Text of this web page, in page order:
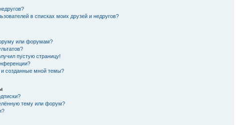
в списках моих друзей и недругов?
или форумам?
пустую страницу!
созданные мной темы?
тему или форум?